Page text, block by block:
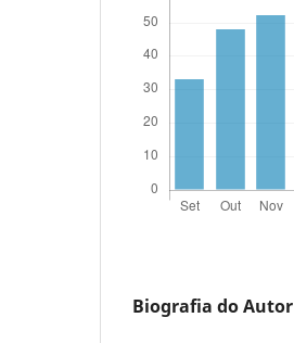
Biografia do Autor